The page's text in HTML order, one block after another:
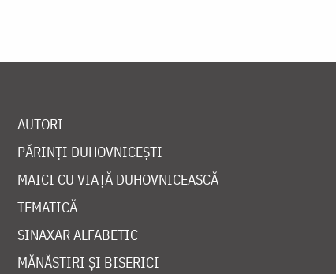
AUTORI
PĂRINȚI DUHOVNICEȘTI
MAICI CU VIAȚĂ DUHOVNICEASCĂ
TEMATICĂ
SINAXAR ALFABETIC
MĂNĂSTIRI ȘI BISERICI